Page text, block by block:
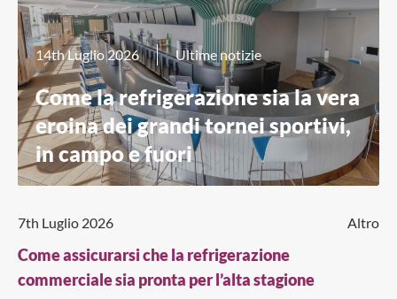
14th Luglio 2026 Ultime notizie
Come la refrigerazione sia la vera
eroina dei grandi tornei sportivi,
in campo e fuori
7th Luglio 2026 Altro
Come assicurarsi che la refrigerazione
commerciale sia pronta per l’alta stagione